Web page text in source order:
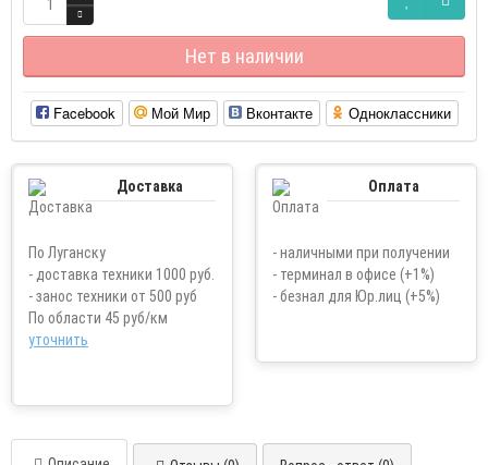
Нет в наличии
Facebook Мой Мир Вконтакте Одноклассники
Доставка
По Луганску
- доставка техники 1000 руб.
- занос техники от 500 руб
По области 45 руб/км
уточнить
Оплата
- наличными при получении
- терминал в офисе (+1%)
- безнал для Юр.лиц (+5%)